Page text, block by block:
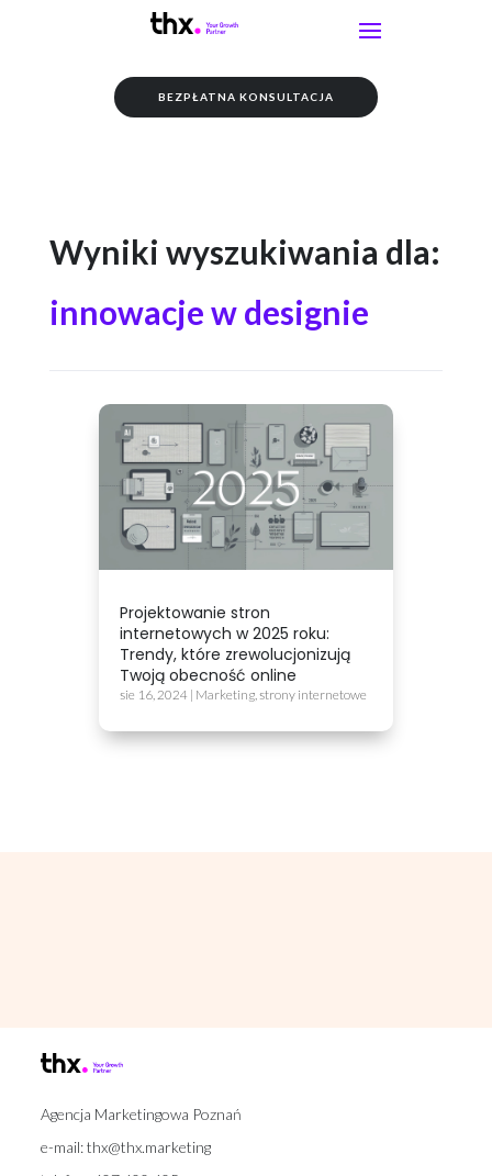
BEZPŁATNA KONSULTACJA
Wyniki wyszukiwania dla:
innowacje w designie
Projektowanie stron
internetowych w 2025 roku:
Trendy, które zrewolucjonizują
Twoją obecność online
sie 16, 2024 | Marketing,strony internetowe
Agencja Marketingowa Poznań
e-mail:thx@thx.marketing